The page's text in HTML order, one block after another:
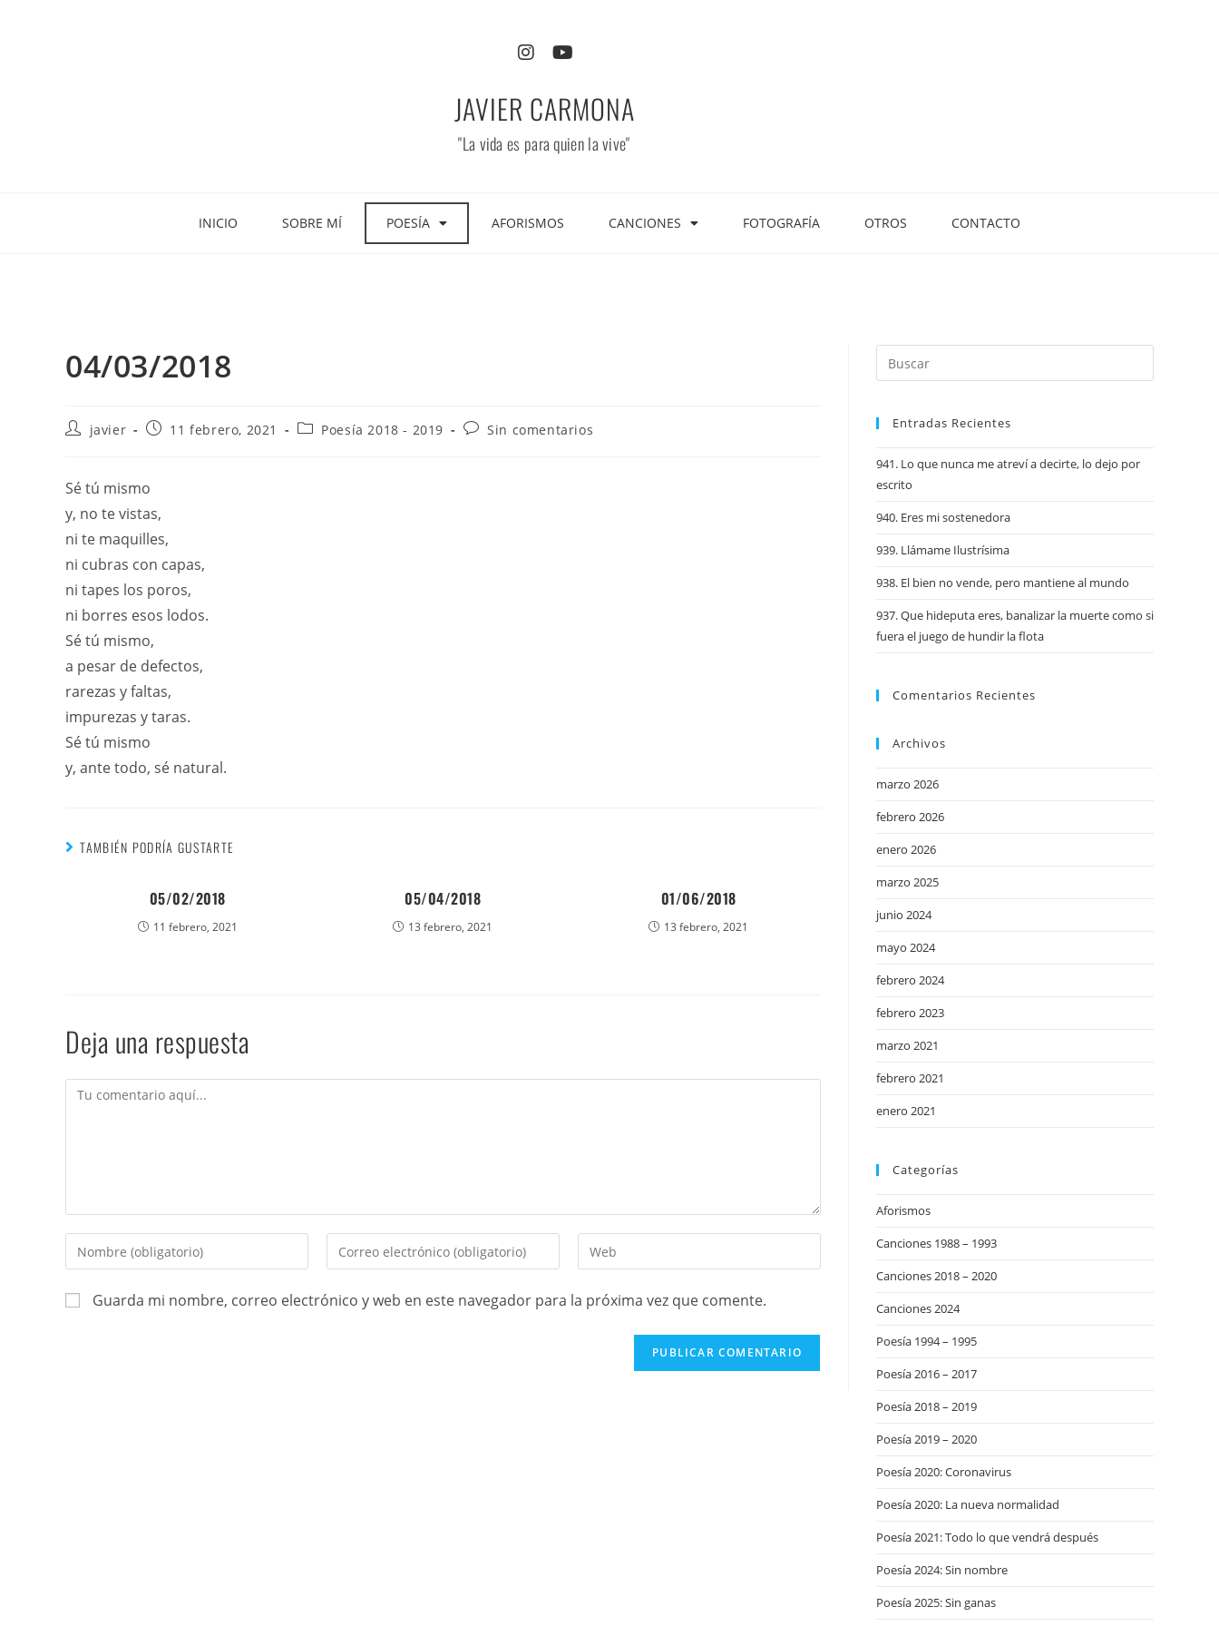
JAVIER CARMONA
"La vida es para quien la vive"
INICIO SOBRE MÍ POESÍA AFORISMOS CANCIONES FOTOGRAFÍA OTROS CONTACTO
04/03/2018
javier 11 febrero, 2021 Poesía 2018 - 2019 Sin comentarios
Sé tú mismo
y, no te vistas,
ni te maquilles,
ni cubras con capas,
ni tapes los poros,
ni borres esos lodos.
Sé tú mismo,
a pesar de defectos,
rarezas y faltas,
impurezas y taras.
Sé tú mismo
y, ante todo, sé natural.
TAMBIÉN PODRÍA GUSTARTE
05/02/2018
11 febrero, 2021
05/04/2018
13 febrero, 2021
01/06/2018
13 febrero, 2021
Deja una respuesta
Guarda mi nombre, correo electrónico y web en este navegador para la próxima vez que comente.
Entradas Recientes
941. Lo que nunca me atreví a decirte, lo dejo por
escrito
940. Eres mi sostenedora
939. Llámame Ilustrísima
938. El bien no vende, pero mantiene al mundo
937. Que hideputa eres, banalizar la muerte como si
fuera el juego de hundir la flota
Comentarios Recientes
Archivos
marzo 2026
febrero 2026
enero 2026
marzo 2025
junio 2024
mayo 2024
febrero 2024
febrero 2023
marzo 2021
febrero 2021
enero 2021
Categorías
Aforismos
Canciones 1988 – 1993
Canciones 2018 – 2020
Canciones 2024
Poesía 1994 – 1995
Poesía 2016 – 2017
Poesía 2018 – 2019
Poesía 2019 – 2020
Poesía 2020: Coronavirus
Poesía 2020: La nueva normalidad
Poesía 2021: Todo lo que vendrá después
Poesía 2024: Sin nombre
Poesía 2025: Sin ganas